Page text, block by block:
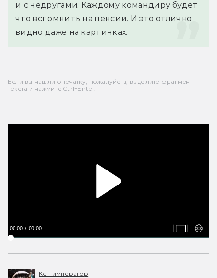
и с недругами. Каждому командиру будет
что вспомнить на пенсии. И это отлично
видно даже на картинках.
Если вы нашли опечатку, пожалуйста, выделите фрагмент
текста и нажмите Ctrl+Enter.
00:00 00:00
Кот-император